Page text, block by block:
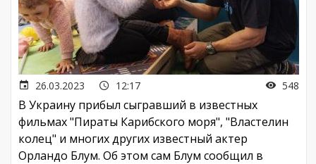
26.03.2023 12:17 548
В Украину прибыл сыгравший в известных
фильмах "Пираты Карибского моря", "Властелин
колец" и многих других известный актер
Орландо Блум. Об этом сам Блум сообщил в